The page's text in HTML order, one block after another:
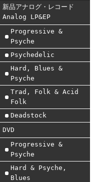
新品アナログ・レコード
Analog LP&EP
Progressive &
Psyche
Psychedelic
Hard, Blues &
Psyche
Trad, Folk & Acid
Folk
Deadstock
DVD
Progressive &
Psyche
Hard & Psyche,
Blues